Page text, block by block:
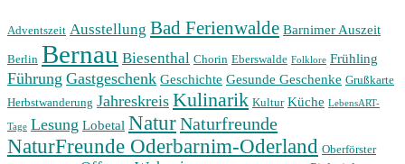
Adventszeit Ausstellung Bad Ferienwalde Barnimer Auszeit
Berlin Bernau Biesenthal Chorin Eberswalde Folklore Frühling
Führung Gastgeschenk Geschichte Gesunde Geschenke Grußkarte
Herbstwanderung Jahreskreis Kulinarik Kultur Küche LebensART-
Tage Lesung Lobetal NaturNaturfreunde
NaturFreunde Oderbarnim-Oderland Oberförster